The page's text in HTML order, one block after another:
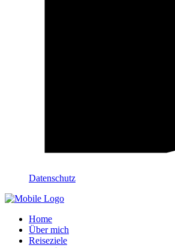
Datenschutz
Home
Über mich
Reiseziele